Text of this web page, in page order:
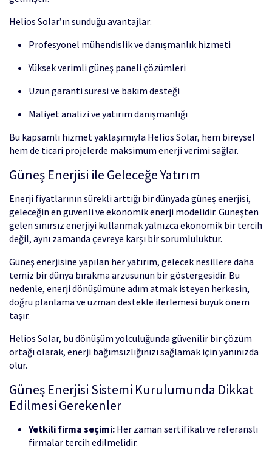
Helios Solar’ın sunduğu avantajlar:
Profesyonel mühendislik ve danışmanlık hizmeti
Yüksek verimli güneş paneli çözümleri
Uzun garanti süresi ve bakım desteği
Maliyet analizi ve yatırım danışmanlığı
Bu kapsamlı hizmet yaklaşımıyla Helios Solar, hem bireysel
hem de ticari projelerde maksimum enerji verimi sağlar.
Güneş Enerjisi ile Geleceğe Yatırım
Enerji fiyatlarının sürekli arttığı bir dünyada güneş enerjisi,
geleceğin en güvenli ve ekonomik enerji modelidir. Güneşten
gelen sınırsız enerjiyi kullanmak yalnızca ekonomik bir tercih
değil, aynı zamanda çevreye karşı bir sorumluluktur.
Güneş enerjisine yapılan her yatırım, gelecek nesillere daha
temiz bir dünya bırakma arzusunun bir göstergesidir. Bu
nedenle, enerji dönüşümüne adım atmak isteyen herkesin,
doğru planlama ve uzman destekle ilerlemesi büyük önem
taşır.
Helios Solar, bu dönüşüm yolculuğunda güvenilir bir çözüm
ortağı olarak, enerji bağımsızlığınızı sağlamak için yanınızda
olur.
Güneş Enerjisi Sistemi Kurulumunda Dikkat
Edilmesi Gerekenler
Yetkili firma seçimi: Her zaman sertifikalı ve referanslı
firmalar tercih edilmelidir.